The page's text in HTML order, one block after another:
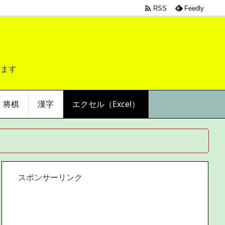
す
将棋 漢字 エクセル（Excel）
 RSS Feedly
スポンサーリンク